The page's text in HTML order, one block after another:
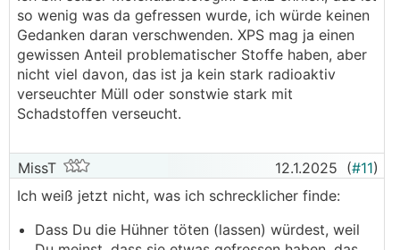
so wenig was da gefressen wurde, ich würde keinen
Gedanken daran verschwenden. XPS mag ja einen
gewissen Anteil problematischer Stoffe haben, aber
nicht viel davon, das ist ja kein stark radioaktiv
verseuchter Müll oder sonstwie stark mit
Schadstoffen verseucht.
MissT 12.1.2025 (#11)
Ich weiß jetzt nicht, was ich schrecklicher finde:
Dass Du die Hühner töten (lassen) würdest, weil